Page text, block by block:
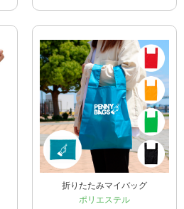
折りたたみマイバッグ
ポリエステル